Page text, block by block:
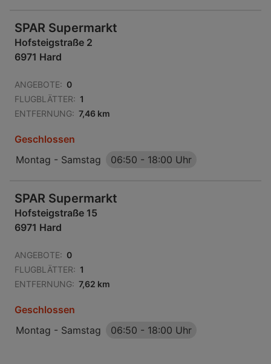
SPAR Supermarkt
Hofsteigstraße 2
6971 Hard
ANGEBOTE: 0
FLUGBLÄTTER: 1
ENTFERNUNG: 7,46 km
Geschlossen
Montag - Samstag
06:50 - 18:00 Uhr
SPAR Supermarkt
Hofsteigstraße 15
6971 Hard
ANGEBOTE: 0
FLUGBLÄTTER: 1
ENTFERNUNG: 7,62 km
Geschlossen
Montag - Samstag
06:50 - 18:00 Uhr